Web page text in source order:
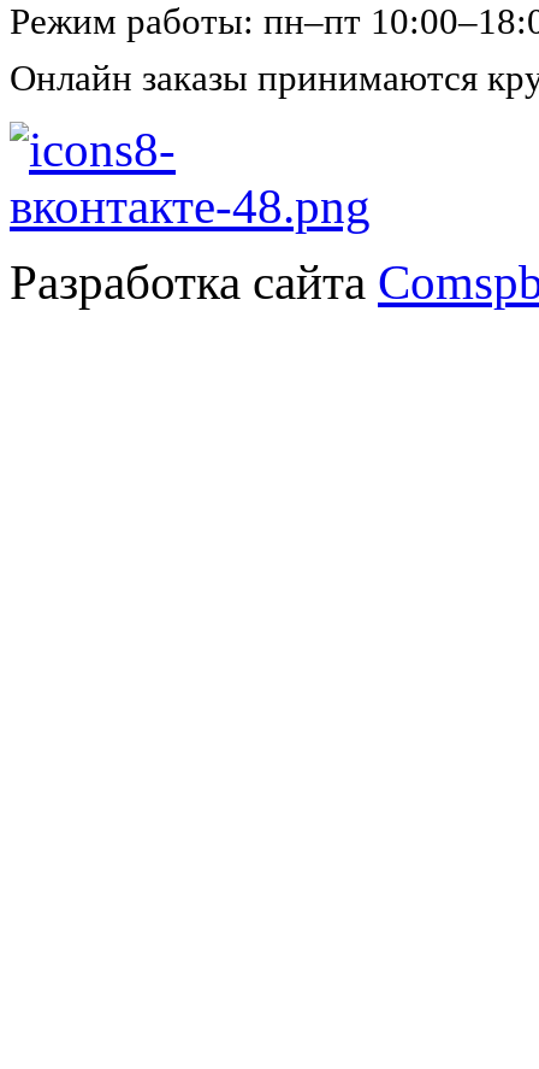
Режим работы: пн–пт
Онлайн заказы принимаются
Разработка сайта